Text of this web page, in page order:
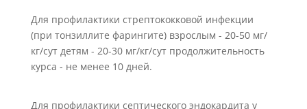
Для профилактики стрептококковой инфекции
(при тонзиллите фарингите) взрослым - 20-50 мг/
кг/сут детям - 20-30 мг/кг/сут продолжительность
курса - не менее 10 дней.
Для профилактики септического эндокардита у